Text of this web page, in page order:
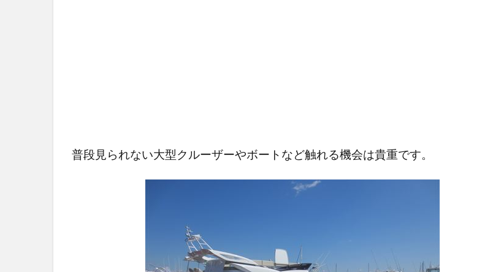
普段見られない大型クルーザーやボートなど触れる機会は貴重です。